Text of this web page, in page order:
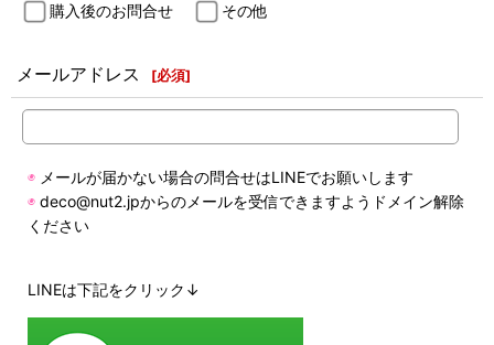
購入後のお問合せ
その他
メールアドレス [必須]
◉ メールが届かない場合の問合せはLINEでお願いします
◉ deco@nut2.jpからのメールを受信できますようドメイン解除
ください
LINEは下記をクリック↓